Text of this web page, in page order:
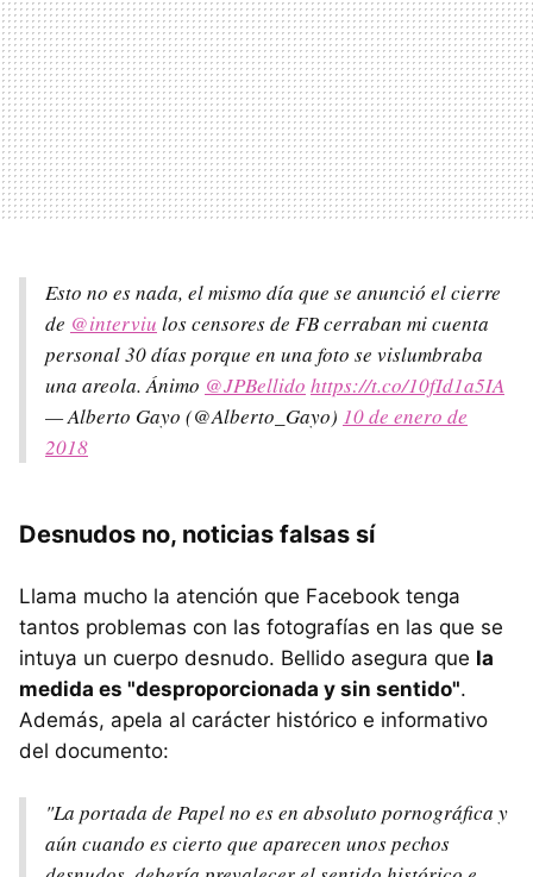
Esto no es nada, el mismo día que se anunció el cierre
de @interviu los censores de FB cerraban mi cuenta
personal 30 días porque en una foto se vislumbraba
una areola. Ánimo @JPBellido https://t.co/10fId1a5IA
— Alberto Gayo (@Alberto_Gayo) 10 de enero de
2018
Desnudos no, noticias falsas sí
Llama mucho la atención que Facebook tenga
tantos problemas con las fotografías en las que se
intuya un cuerpo desnudo. Bellido asegura que la
medida es "desproporcionada y sin sentido".
Además, apela al carácter histórico e informativo
del documento:
"La portada de Papel no es en absoluto pornográfica y
aún cuando es cierto que aparecen unos pechos